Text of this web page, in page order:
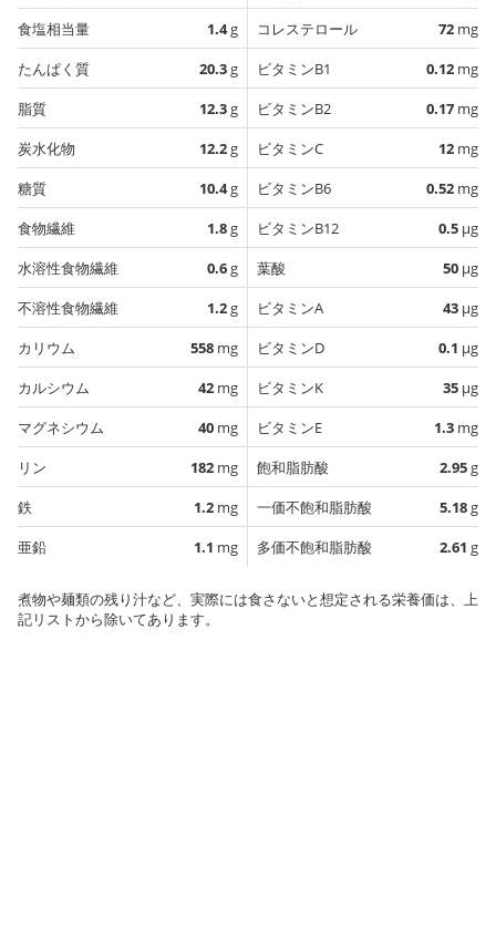
食塩相当量
1.4g
たんぱく質
20.3g
脂質
12.3g
炭水化物
12.2g
糖質
10.4g
食物繊維
1.8g
水溶性食物繊維
0.6g
不溶性食物繊維
1.2g
カリウム
558 mg
カルシウム
42 mg
マグネシウム
40 mg
リン
182 mg
鉄
1.2 mg
亜鉛
1.1 mg
コレステロール
72 mg
ビタミンB1
0.12 mg
ビタミンB2
0.17 mg
ビタミンC
12 mg
ビタミンB6
0.52 mg
ビタミンB12
0.5 µg
葉酸
50 µg
ビタミンA
43 µg
ビタミンD
0.1 µg
ビタミンK
35 µg
ビタミンE
1.3 mg
飽和脂肪酸
2.95g
一価不飽和脂肪酸
5.18g
多価不飽和脂肪酸
2.61 g
煮物や麺類の残り汁など、実際には食さないと想定される栄養価は、上
記リストから除いてあります。